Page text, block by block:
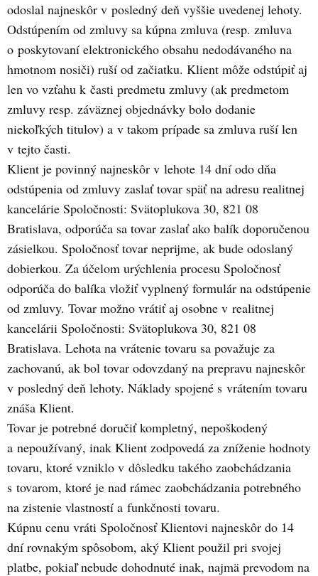
odoslal najneskôr v posledný deň vyššie uvedenej lehoty.
Odstúpením od zmluvy sa kúpna zmluva (resp. zmluva
o poskytovaní elektronického obsahu nedodávaného na
hmotnom nosiči) ruší od začiatku. Klient môže odstúpiť aj
len vo vzťahu k časti predmetu zmluvy (ak predmetom
zmluvy resp. záväznej objednávky bolo dodanie
niekoľkých titulov) a v takom prípade sa zmluva ruší len
v tejto časti.
Klient je povinný najneskôr v lehote 14 dní odo dňa
odstúpenia od zmluvy zaslať tovar späť na adresu realitnej
kancelárie Spoločnosti: Svätoplukova 30, 821 08
Bratislava, odporúča sa tovar zaslať ako balík doporučenou
zásielkou. Spoločnosť tovar neprijme, ak bude odoslaný
dobierkou. Za účelom urýchlenia procesu Spoločnosť
odporúča do balíka vložiť vyplnený formulár na odstúpenie
od zmluvy. Tovar možno vrátiť aj osobne v realitnej
kancelárii Spoločnosti: Svätoplukova 30, 821 08
Bratislava. Lehota na vrátenie tovaru sa považuje za
zachovanú, ak bol tovar odovzdaný na prepravu najneskôr
v posledný deň lehoty. Náklady spojené s vrátením tovaru
znáša Klient.
Tovar je potrebné doručiť kompletný, nepoškodený
a nepoužívaný, inak Klient zodpovedá za zníženie hodnoty
tovaru, ktoré vzniklo v dôsledku takého zaobchádzania
s tovarom, ktoré je nad rámec zaobchádzania potrebného
na zistenie vlastností a funkčnosti tovaru.
Kúpnu cenu vráti Spoločnosť Klientovi najneskôr do 14
dní rovnakým spôsobom, aký Klient použil pri svojej
platbe, pokiaľ nebude dohodnuté inak, najmä prevodom na